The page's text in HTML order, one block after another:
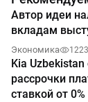
Автор идеи
вкладам
Экономика
Kia
рассрочки
ставкой от